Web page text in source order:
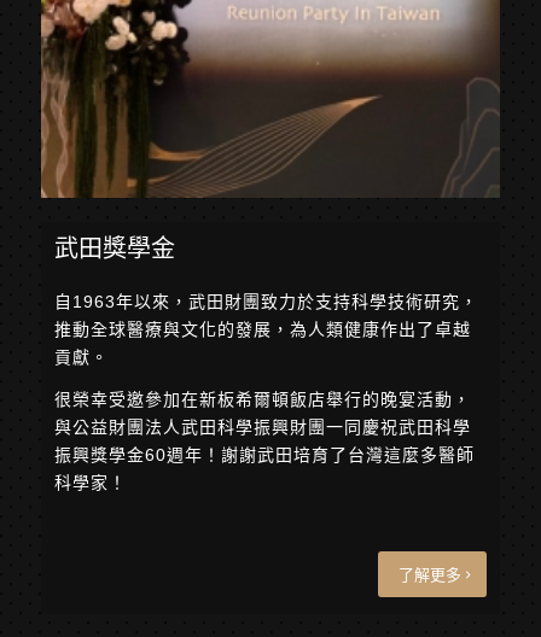
武田獎學金
自1963年以來，武田財團致力於支持科學技術研究，
推動全球醫療與文化的發展，為人類健康作出了卓越
貢獻。
很榮幸受邀參加在新板希爾頓飯店舉行的晚宴活動，
與公益財團法人武田科學振興財團一同慶祝武田科學
振興獎學金60週年！謝謝武田培育了台灣這麼多醫師
科學家！
了解更多